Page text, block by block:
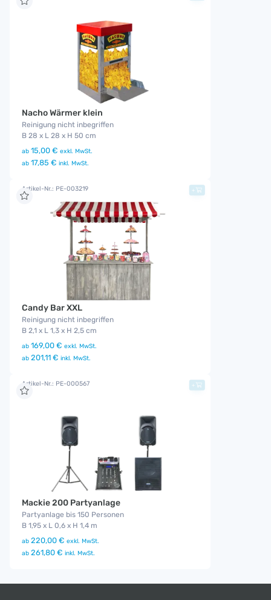
Nacho Wärmer klein
Reinigung nicht inbegriffen
B 28 x L 28 x H 50 cm
ab 15,00 € exkl. MwSt.
ab 17,85 € inkl. MwSt.
Artikel-Nr.: PE-003219
Candy Bar XXL
Reinigung nicht inbegriffen
B 2,1 x L 1,3 x H 2,5 cm
ab 169,00 € exkl. MwSt.
ab 201,11 € inkl. MwSt.
+
Artikel-Nr.: PE-000567
Mackie 200 Partyanlage
Partyanlage bis 150 Personen
B 1,95 x L 0,6 x H 1,4 m
ab 220,00 € exkl. MwSt.
ab 261,80 € inkl. MwSt.
+